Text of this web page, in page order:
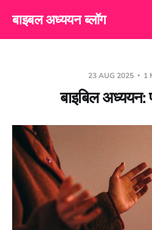
बाइबल अध्ययन ब्लॉग
23 AUG 2025 1
बाइबिल अध्ययन: